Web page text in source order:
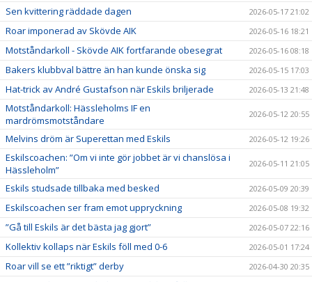
Sen kvittering räddade dagen 2026-05-17 21:02
Roar imponerad av Skövde AIK 2026-05-16 18:21
Motståndarkoll - Skövde AIK fortfarande obesegrat 2026-05-16 08:18
Bakers klubbval bättre än han kunde önska sig 2026-05-15 17:03
Hat-trick av André Gustafson när Eskils briljerade 2026-05-13 21:48
Motståndarkoll: Hässleholms IF en
mardrömsmotståndare
2026-05-12 20:55
Melvins dröm är Superettan med Eskils 2026-05-12 19:26
Eskilscoachen: ”Om vi inte gör jobbet är vi chanslösa i
Hässleholm”
2026-05-11 21:05
Eskils studsade tillbaka med besked 2026-05-09 20:39
Eskilscoachen ser fram emot uppryckning 2026-05-08 19:32
”Gå till Eskils är det bästa jag gjort” 2026-05-07 22:16
Kollektiv kollaps när Eskils föll med 0-6 2026-05-01 17:24
Roar vill se ett ”riktigt” derby 2026-04-30 20:35